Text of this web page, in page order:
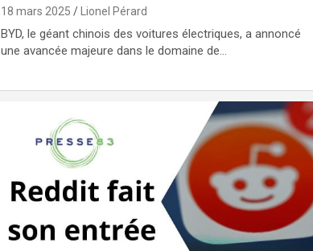
18 mars 2025 Lionel Pérard
BYD, le géant chinois des voitures électriques, a annoncé
une avancée majeure dans le domaine de…